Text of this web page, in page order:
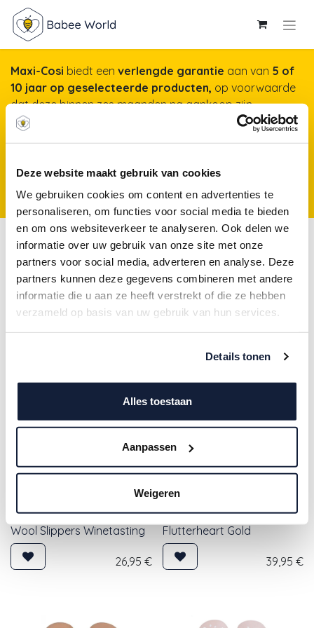
Deze website maakt gebruik van cookies
We gebruiken cookies om content en advertenties te
personaliseren, om functies voor social media te bieden
en om ons websiteverkeer te analyseren. Ook delen we
informatie over uw gebruik van onze site met onze
partners voor social media, adverteren en analyse. Deze
partners kunnen deze gegevens combineren met andere
informatie die u aan ze heeft verstrekt of die ze hebben
verzameld op basis van uw gebruik van hun services.
Details tonen
Alles toestaan
Aanpassen
Weigeren
Maxi-Cosi biedt een verlengde garantie aan van 5 of
10 jaar op geselecteerde producten, op voorwaarde
dat deze binnen zes maanden na aankoop zijn
geregistreerd op onze website. Het duurt maar een
verlengde garantie.
Pantoffels &
stapschoenen
Kousen Broekkousen Parkschoenen
En Fant | Schoenen Baby
Wool Slippers Winetasting
26,95 €
Soles Soft Soles
Flutterheart Gold
39,95 €